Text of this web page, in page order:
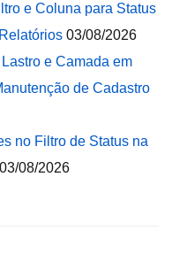
e Coluna para Status
03/08/2026
e Camada em
de Cadastro
no Filtro de Status na
03/08/2026